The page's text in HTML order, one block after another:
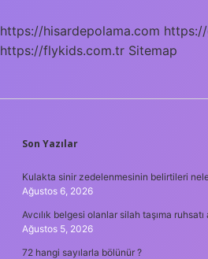
https://hisardepolama.com
https://flykids.com.tr Sitemap
SIDEBAR
Son Yazılar
Kulakta sinir zedelenmesinin belirtileri
Ağustos 6, 2026
Avcılık belgesi olanlar silah taşıma
Ağustos 5, 2026
72 hangi sayılarla bölünür ?